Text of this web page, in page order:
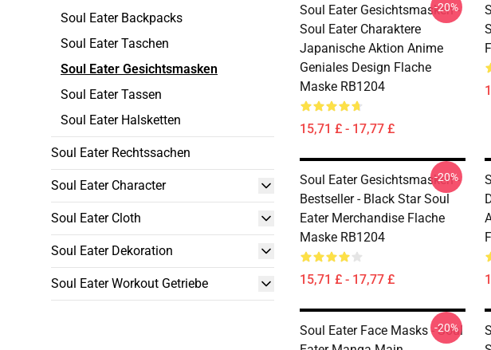
Soul Eater Backpacks
Soul Eater Taschen
Soul Eater Gesichtsmasken
Soul Eater Tassen
Soul Eater Halsketten
Soul Eater Rechtssachen
Soul Eater Character
Soul Eater Cloth
Soul Eater Dekoration
Soul Eater Workout Getriebe
Soul Eater Gesichtsmasken -
Soul Eater Charaktere
Japanische Aktion Anime
Geniales Design Flache
Maske RB1204
15,71 £ - 17,77 £
-20%
Soul Eater Gesichtsmasken -
Bestseller - Black Star Soul
Eater Merchandise Flache
Maske RB1204
15,71 £ - 17,77 £
-20%
Soul Eater Face Masks - Soul
-20%